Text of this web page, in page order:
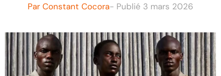
Par Constant Cocora- Publié 3 mars 2026